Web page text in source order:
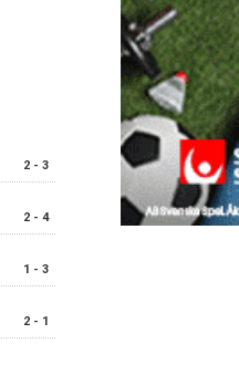
2 - 3
2 - 4
1 - 3
2 - 1